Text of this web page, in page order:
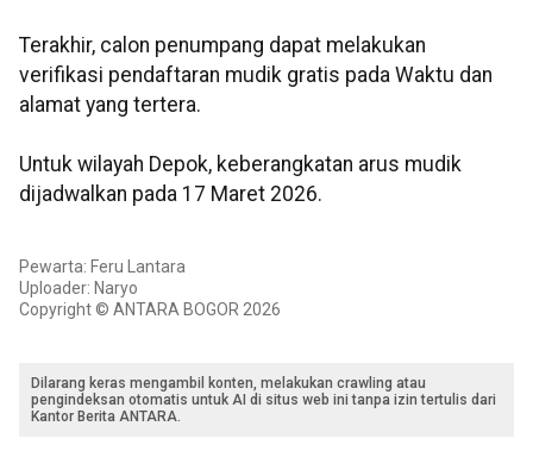
Terakhir, calon penumpang dapat melakukan
verifikasi pendaftaran mudik gratis pada Waktu dan
alamat yang tertera.
Untuk wilayah Depok, keberangkatan arus mudik
dijadwalkan pada 17 Maret 2026.
Pewarta: Feru Lantara
Uploader: Naryo
Copyright © ANTARA BOGOR 2026
Dilarang keras mengambil konten, melakukan crawling atau
pengindeksan otomatis untuk AI di situs web ini tanpa izin tertulis dari
Kantor Berita ANTARA.